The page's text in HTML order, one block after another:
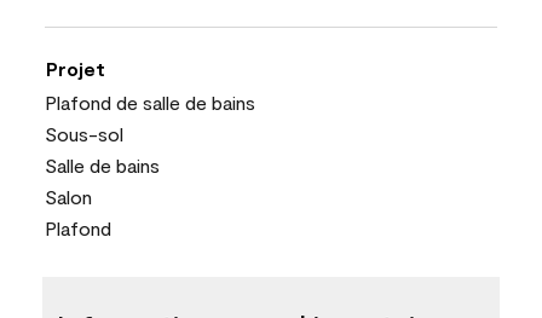
Projet
Plafond de salle de bains
Sous-sol
Salle de bains
Salon
Plafond